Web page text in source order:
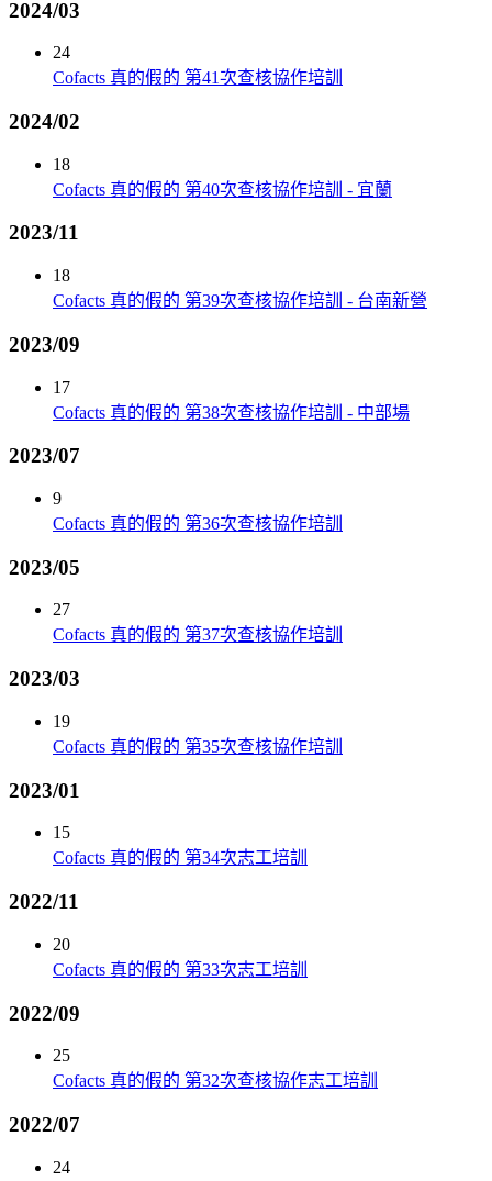
2024/03
24
Cofacts 真的假的 第41次查核協作培訓
2024/02
18
Cofacts 真的假的 第40次查核協作培訓 - 宜蘭
2023/11
18
Cofacts 真的假的 第39次查核協作培訓 - 台南新營
2023/09
17
Cofacts 真的假的 第38次查核協作培訓 - 中部場
2023/07
9
Cofacts 真的假的 第36次查核協作培訓
2023/05
27
Cofacts 真的假的 第37次查核協作培訓
2023/03
19
Cofacts 真的假的 第35次查核協作培訓
2023/01
15
Cofacts 真的假的 第34次志工培訓
2022/11
20
Cofacts 真的假的 第33次志工培訓
2022/09
25
Cofacts 真的假的 第32次查核協作志工培訓
2022/07
24